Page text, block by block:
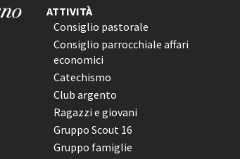
ATTIVITÀ
Consiglio pastorale
Consiglio parrocchiale affari
economici
Catechismo
Club argento
Ragazzi e giovani
Gruppo Scout 16
Gruppo famiglie